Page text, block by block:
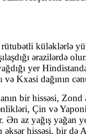
küləklərlə
ərazilərdə
yer
və Kxasi dağının
bir hissəsi, Zond
Çin və
Ən az yağış yağan
əksər hissəsi, bir də